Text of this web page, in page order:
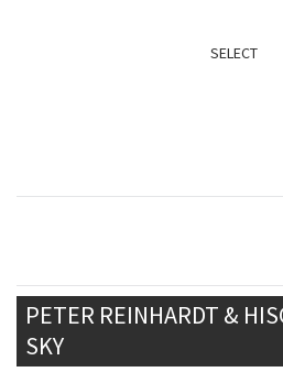
SELECT
PETER REINHARDT &
SKY